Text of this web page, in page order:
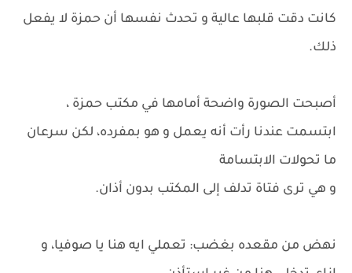
كانت دقت قلبها عالية و تحدث نفسها أن حمزة لا يفعل
ذلك.
أصبحت الصورة واضحة أمامها في مكتب حمزة ،
ابتسمت عندنا رأت أنه يعمل و هو بمفرده، لكن سرعان
ما تحولات الابتسامة
و هي ترى فتاة تدلف إلى المكتب بدون أذان.
نهض من مقعده بغضب: تعملي ايه هنا يا صوفيا، و